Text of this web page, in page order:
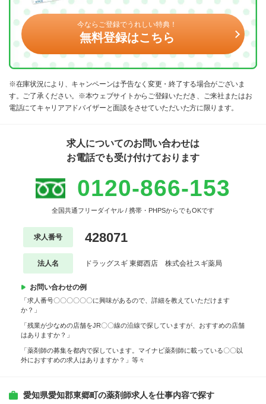
今ならご登録でうれしい特典！
無料登録はこちら
※在庫状況により、キャンペーンは予告なく変更・終了する場合がございま
す。ご了承ください。※本ウェブサイトからご登録いただき、ご来社またはお
電話にてキャリアアドバイザーと面談をさせていただいた方に限ります。
求人についてのお問い合わせは
お電話でも受け付けております
0120-866-153
全国共通フリーダイヤル / 携帯・PHPSからでもOKです
求人番号 428071
法人名 ドラッグスギ 東郷西店 株式会社スギ薬局
お問い合わせの例
「求人番号〇〇〇〇〇〇に興味があるので、詳細を教えていただけます
か？」
「残業が少なめの店舗をJR〇〇線の沿線で探していますが、おすすめの店舗
はありますか？」
「薬剤師の募集を都内で探しています。マイナビ薬剤師に載っている〇〇以
外におすすめの求人はありますか？」等々
愛知県愛知郡東郷町の薬剤師求人を仕事内容で探す